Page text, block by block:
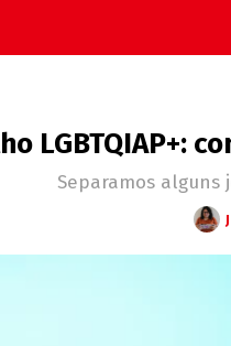
LGBTQIAP+:
Separamos alguns